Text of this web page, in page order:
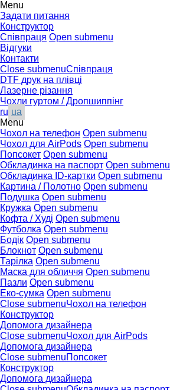
Menu
Задати питання
Конструктор
Співпраця Open submenu
Відгуки
Контакти
Close submenuСпівпраця
DTF друк на плівці
Лазерне різання
Чохли гуртом / Дропшиппінг
ru ua
Menu
Чохол на телефон Open submenu
Чохол для AirPods Open submenu
Попсокет Open submenu
Обкладинка на паспорт Open submenu
Обкладинка ID-картки Open submenu
Картина / Полотно Open submenu
Подушка Open submenu
Кружка Open submenu
Кофта / Худі Open submenu
Футболка Open submenu
Бодік Open submenu
Блокнот Open submenu
Тарілка Open submenu
Маска для обличчя Open submenu
Пазли Open submenu
Еко-сумка Open submenu
Close submenuЧохол на телефон
Конструктор
Допомога дизайнера
Close submenuЧохол для AirPods
Допомога дизайнера
Close submenuПопсокет
Конструктор
Допомога дизайнера